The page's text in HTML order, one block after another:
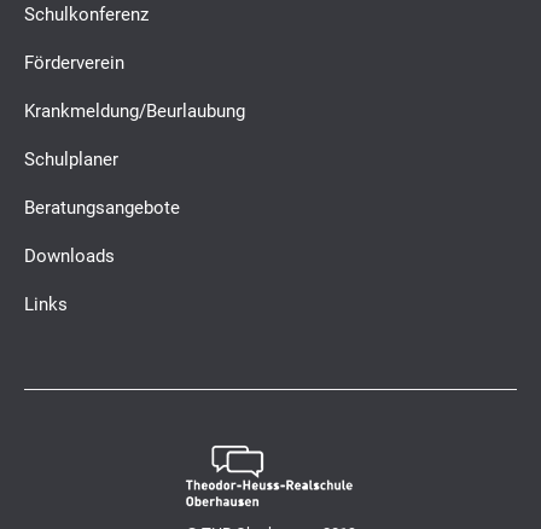
Schulkonferenz
Förderverein
Krankmeldung/Beurlaubung
Schulplaner
Beratungsangebote
Downloads
Links